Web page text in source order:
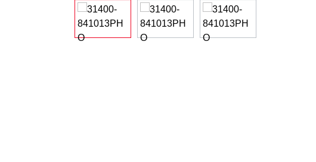
Bildergalerie überspringen